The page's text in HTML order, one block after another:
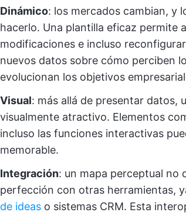
Dinámico: los mercados cambian, y
hacerlo. Una plantilla eficaz permite
modificaciones e incluso
nuevos datos sobre cómo perciben
evolucionan los objetivos
Visual: más allá de presentar datos,
visualmente atractivo. Elementos
incluso las funciones interactivas
memorable.
Integración: un mapa perceptual no
perfección con otras herramientas,
de ideas o sistemas CRM. Esta